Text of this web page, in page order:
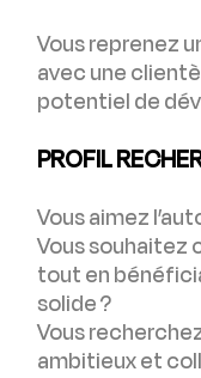
Vous reprenez
avec une
potentiel de
PROFIL
Vous aimez
Vous souhaitez
tout en
solide ?
Vous
ambitieux et